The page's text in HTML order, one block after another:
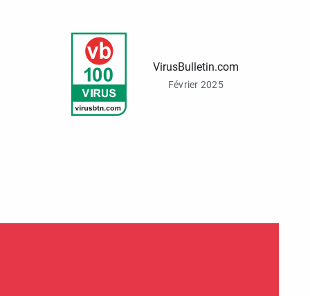
VirusBulletin.com
Février 2025